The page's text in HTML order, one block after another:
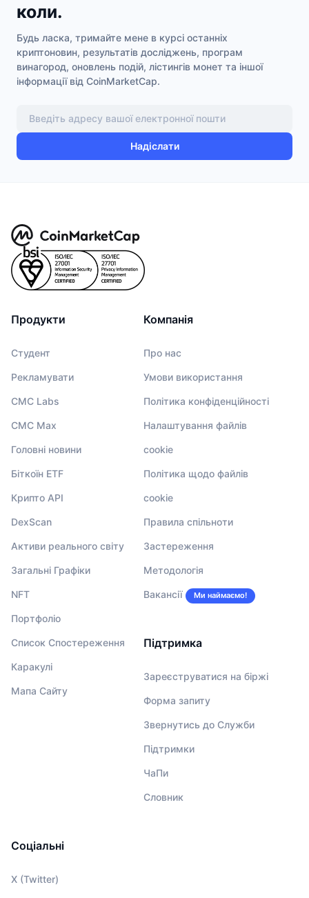
коли.
Будь ласка, тримайте мене в курсі останніх
криптоновин, результатів досліджень, програм
винагород, оновлень подій, лістингів монет та іншої
інформації від CoinMarketCap.
Надіслати
Продукти
Студент
Рекламувати
CMC Labs
CMC Max
Головні новини
Біткоїн ETF
Крипто API
DexScan
Активи реального світу
Загальні Графіки
NFT
Портфоліо
Список Спостереження
Каракулі
Мапа Сайту
Компанія
Про нас
Умови використання
Політика конфіденційності
Налаштування файлів
cookie
Політика щодо файлів
cookie
Правила спільноти
Застереження
Методологія
Вакансії Ми наймаємо!
Підтримка
Зареєструватися на біржі
Форма запиту
Звернутись до Служби
Підтримки
ЧаПи
Словник
Соціальні
X (Twitter)